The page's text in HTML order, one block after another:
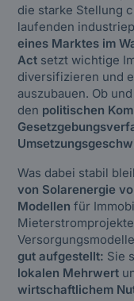
die starke Stellung
laufenden
eines Marktes im
Act setzt wichtige
diversifizieren und
auszubauen. Ob
den politischen
Was dabei stabil
von Solarenergie
Modellen für
gut aufgestellt: Sie
lokalen Mehrwert
wirtschaftlichem